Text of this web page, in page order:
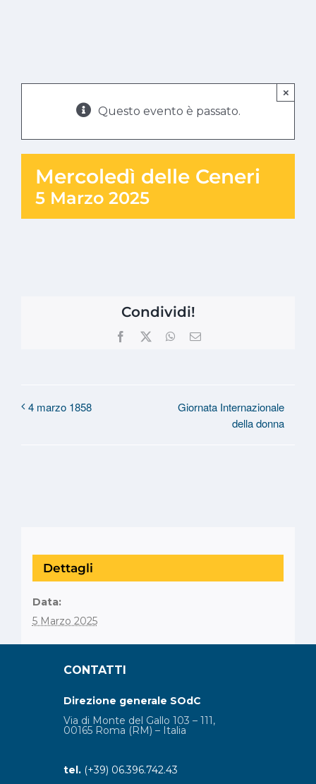
Questo evento è passato.
×
Mercoledì delle Ceneri
5 Marzo 2025
Condividi!
Facebook WhatsApp
Email
4 marzo 1858
Giornata Internazionale
della donna
Dettagli
Data:
5 Marzo 2025
CONTATTI
Direzione generale SOdC
Via di Monte del Gallo 103 – 111,
00165 Roma (RM) – Italia
tel. (+39) 06.396.742.43